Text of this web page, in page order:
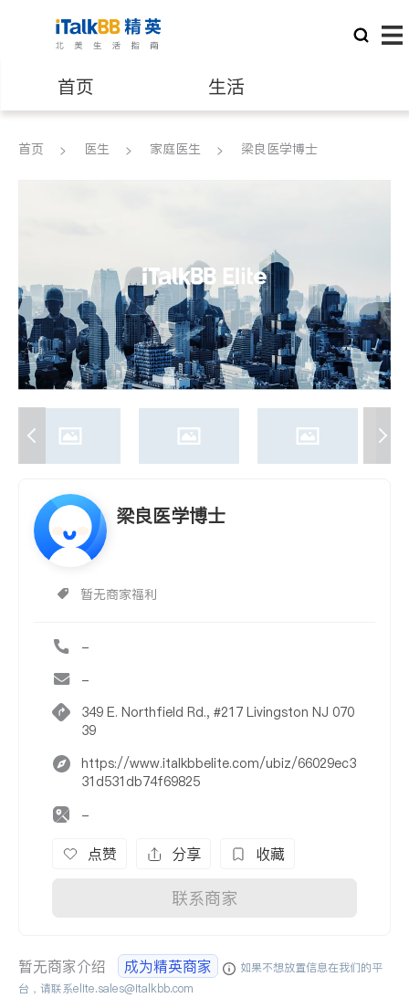
首页 生活
医生 律师
养老 非盈利组织
首页 医生 家庭医生 梁良医学博士
梁良医学博士
暂无商家福利
-
-
349 E. Northfield Rd., #217 Livingston NJ 070
39
https://www.italkbbelite.com/ubiz/66029ec3
31d531db74f69825
-
点赞 分享 收藏
联系商家
暂无商家介绍 成为精英商家
如果不想放置信息在我们的平
台，请联系elite.sales@italkbb.com